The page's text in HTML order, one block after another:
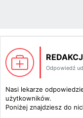
Odpowiedź
Nasi lekarze
użytkowników.
Poniżej znajdziesz do